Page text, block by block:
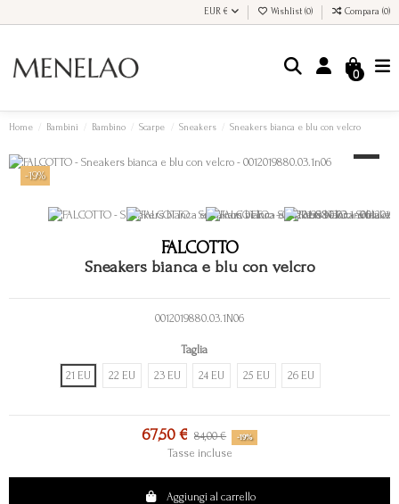
EUR € Wishlist (0) Compara (0)
0
Home Bambini Bambino Scarpe Sneakers Sneakers bianca e blu con velcro
-19%
Sneakers bianca e blu con velcro
FALCOTTO
0012019880.03.1N06
Taglia
21 EU 22 EU 23 EU 24 EU 25 EU 26 EU
67,50 € 84,00 € -19%
Tasse incluse
Aggiungi al carrello